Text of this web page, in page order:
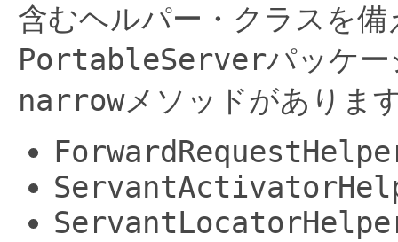
含むヘルパー・クラスを
PortableServerパッケ
narrowメソッドがありま